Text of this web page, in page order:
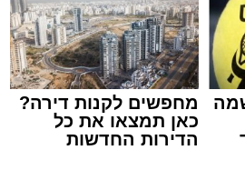
דרום
מחפשים לקנות דירה?
כאן תמצאו את כל
הדירות החדשות